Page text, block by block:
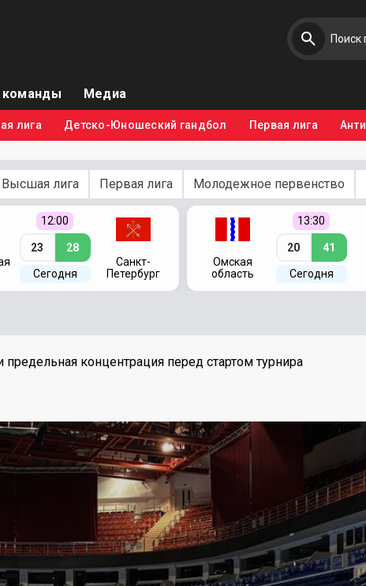
команды Медиа
лига Детско-Юношеский гандбол Первая лига
Высшая лига Первая лига Молодежное первенство
12:00
23 28
Сегодня
Санкт-
Петербург
Омская
область
13:30
20 41
Сегодня
концентрация перед стартом турнира